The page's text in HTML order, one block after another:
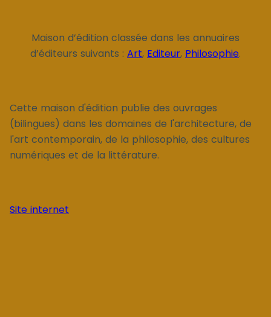
Maison d’édition classée dans les annuaires
d’éditeurs suivants : Art, Editeur, Philosophie.
Cette maison d'édition publie des ouvrages
(bilingues) dans les domaines de l'architecture, de
l'art contemporain, de la philosophie, des cultures
numériques et de la littérature.
Site internet